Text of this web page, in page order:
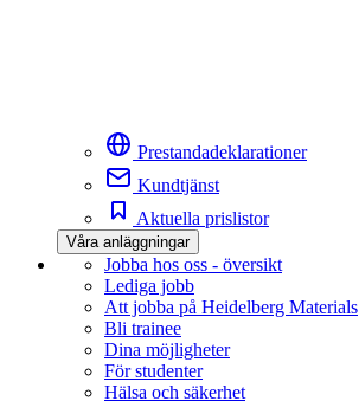
Prestandadeklarationer
Kundtjänst
Aktuella prislistor
Våra anläggningar
Jobba hos oss - översikt
Lediga jobb
Att jobba på Heidelberg Materials
Bli trainee
Dina möjligheter
För studenter
Hälsa och säkerhet